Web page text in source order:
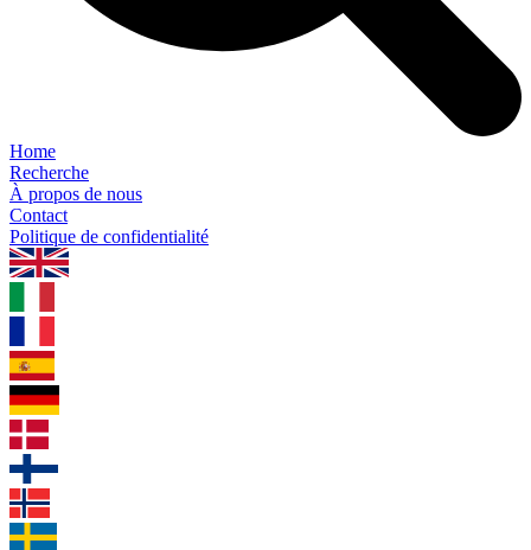
Home
Recherche
À propos de nous
Contact
Politique de confidentialité